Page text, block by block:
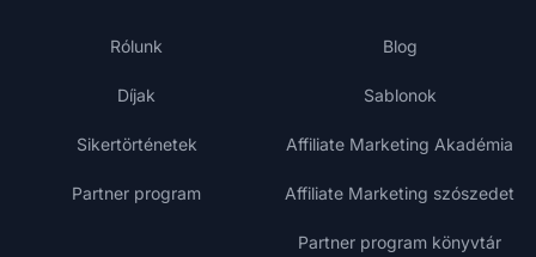
Rólunk
Díjak
Sikertörténetek
Partner program
Blog
Sablonok
Affiliate Marketing Akadémia
Affiliate Marketing szószedet
Partner program könyvtár